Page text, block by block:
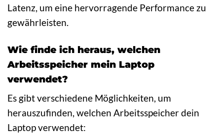
Latenz, um eine hervorragende Performance zu
gewährleisten.
Wie finde ich heraus, welchen
Arbeitsspeicher mein Laptop
verwendet?
Es gibt verschiedene Möglichkeiten, um
herauszufinden, welchen Arbeitsspeicher dein
Laptop verwendet: